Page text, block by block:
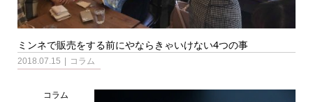
ミンネで販売をする前にやならきゃいけない4つの事
2018.07.15 コラム
コラム